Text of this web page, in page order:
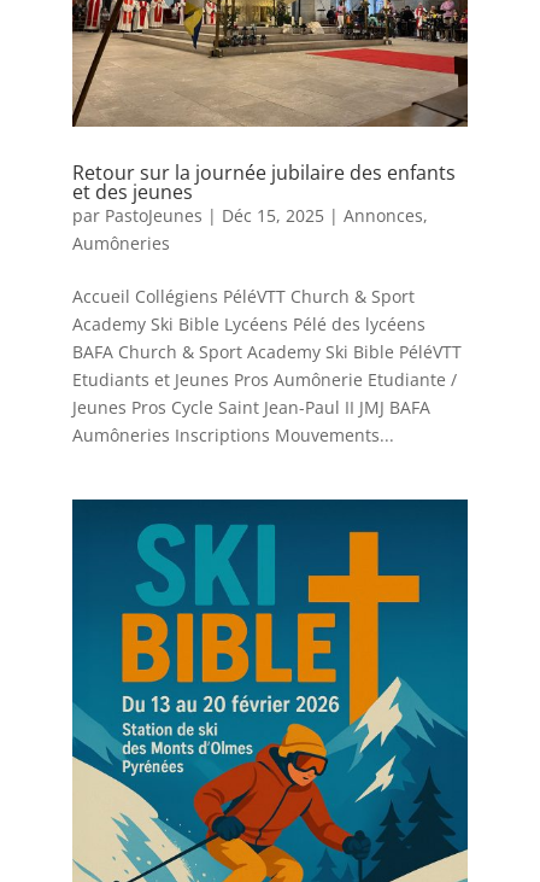
Retour sur la journée jubilaire des enfants
et des jeunes
par PastoJeunes | Déc 15, 2025| Annonces,
Aumôneries
Accueil Collégiens PéléVTT Church & Sport
Academy Ski Bible Lycéens Pélé des lycéens
BAFA Church & Sport Academy Ski Bible PéléVTT
Etudiants et Jeunes Pros Aumônerie Etudiante /
Jeunes Pros Cycle Saint Jean-Paul II JMJ BAFA
Aumôneries Inscriptions Mouvements...